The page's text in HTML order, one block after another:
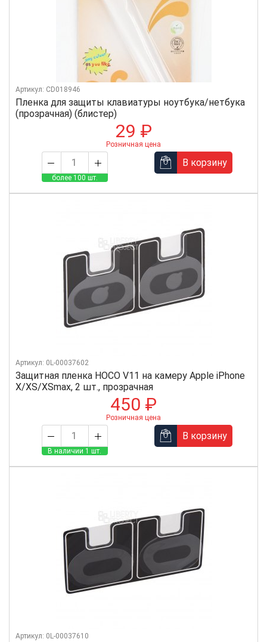
Пленка для защиты клавиатуры ноутбука/нетбука
(прозрачная) (блистер)
Артикул: CD018946
29 ₽
Розничная цена
более 100 шт.
В корзину
Защитная пленка HOCO V11 на камеру Apple iPhone
X/XS/XSmax, 2 шт., прозрачная
Артикул: 0L-00037602
450 ₽
Розничная цена
В наличии 1 шт.
В корзину
Артикул: 0L-00037610